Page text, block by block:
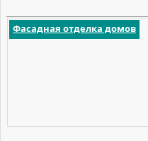
Фасадная отделка домов